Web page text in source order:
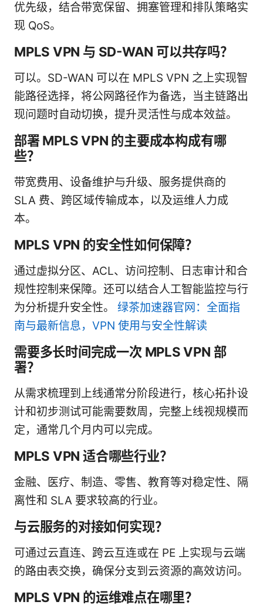
优先级，结合带宽保留、拥塞管理和排队策略实
现 QoS。
MPLS VPN 与 SD-WAN 可以共存吗？
可以。SD-WAN 可以在 MPLS VPN 之上实现智
能路径选择，将公网路径作为备选，当主链路出
现问题时自动切换，提升灵活性与成本效益。
部署 MPLS VPN 的主要成本构成有哪
些？
带宽费用、设备维护与升级、服务提供商的
SLA 费、跨区域传输成本，以及运维人力成
本。
MPLS VPN 的安全性如何保障？
通过虚拟分区、ACL、访问控制、日志审计和合
规性控制来保障。还可以结合人工智能监控与行
为分析提升安全性。 绿茶加速器官网：全面指
南与最新信息，VPN 使用与安全性解读
需要多长时间完成一次 MPLS VPN 部
署？
从需求梳理到上线通常分阶段进行，核心拓扑设
计和初步测试可能需要数周，完整上线视规模而
定，通常几个月内可以完成。
MPLS VPN 适合哪些行业？
金融、医疗、制造、零售、教育等对稳定性、隔
离性和 SLA 要求较高的行业。
与云服务的对接如何实现？
可通过云直连、跨云互连或在 PE 上实现与云端
的路由表交换，确保分支到云资源的高效访问。
MPLS VPN 的运维难点在哪里？